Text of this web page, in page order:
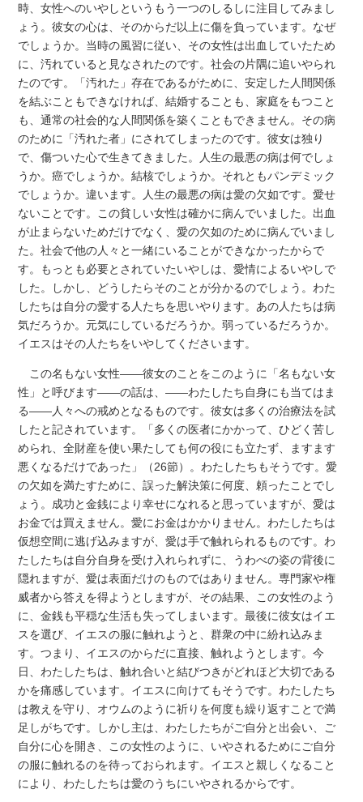
時、女性へのいやしというもう一つのしるしに注目してみまし
ょう。彼女の心は、そのからだ以上に傷を負っています。なぜ
でしょうか。当時の風習に従い、その女性は出血していたため
に、汚れていると見なされたのです。社会の片隅に追いやられ
たのです。「汚れた」存在であるがために、安定した人間関係
を結ぶこともできなければ、結婚することも、家庭をもつこと
も、通常の社会的な人間関係を築くこともできません。その病
のために「汚れた者」にされてしまったのです。彼女は独り
で、傷ついた心で生きてきました。人生の最悪の病は何でしょ
うか。癌でしょうか。結核でしょうか。それともパンデミック
でしょうか。違います。人生の最悪の病は愛の欠如です。愛せ
ないことです。この貧しい女性は確かに病んでいました。出血
が止まらないためだけでなく、愛の欠如のために病んでいまし
た。社会で他の人々と一緒にいることができなかったからで
す。もっとも必要とされていたいやしは、愛情によるいやしで
した。しかし、どうしたらそのことが分かるのでしょう。わた
したちは自分の愛する人たちを思いやります。あの人たちは病
気だろうか。元気にしているだろうか。弱っているだろうか。
イエスはその人たちをいやしてくださいます。
この名もない女性――彼女のことをこのように「名もない女
性」と呼びます――の話は、――わたしたち自身にも当てはま
る――人々への戒めとなるものです。彼女は多くの治療法を試
したと記されています。「多くの医者にかかって、ひどく苦し
められ、全財産を使い果たしても何の役にも立たず、ますます
悪くなるだけであった」（26節）。わたしたちもそうです。愛
の欠如を満たすために、誤った解決策に何度、頼ったことでし
ょう。成功と金銭により幸せになれると思っていますが、愛は
お金では買えません。愛にお金はかかりません。わたしたちは
仮想空間に逃げ込みますが、愛は手で触れられるものです。わ
たしたちは自分自身を受け入れられずに、うわべの姿の背後に
隠れますが、愛は表面だけのものではありません。専門家や権
威者から答えを得ようとしますが、その結果、この女性のよう
に、金銭も平穏な生活も失ってしまいます。最後に彼女はイエ
スを選び、イエスの服に触れようと、群衆の中に紛れ込みま
す。つまり、イエスのからだに直接、触れようとします。今
日、わたしたちは、触れ合いと結びつきがどれほど大切である
かを痛感しています。イエスに向けてもそうです。わたしたち
は教えを守り、オウムのように祈りを何度も繰り返すことで満
足しがちです。しかし主は、わたしたちがご自分と出会い、ご
自分に心を開き、この女性のように、いやされるためにご自分
の服に触れるのを待っておられます。イエスと親しくなること
により、わたしたちは愛のうちにいやされるからです。